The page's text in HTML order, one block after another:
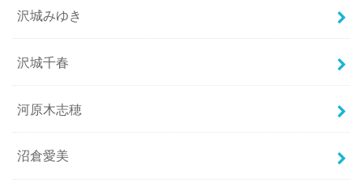
沢城みゆき
沢城千春
河原木志穂
沼倉愛美